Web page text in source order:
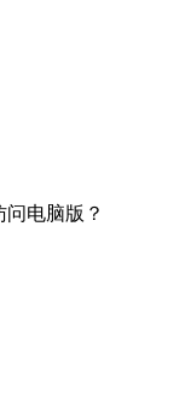
电脑版？